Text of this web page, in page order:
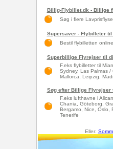
Billig-Flybillet.dk - Billige
Søg i flere
Supersaver - Flybilleter
Bestil flybilletten
Superbillige Flyrejser til
F.eks flybilletter til
Sydney, Las Palmas /
Mallorca, Leipzig,
Søg efter Billige Flyrejser
F.eks lufthavne i
Chania, Göteborg,
Bergamo, Nice, Oslo,
Tenerife
Eller: